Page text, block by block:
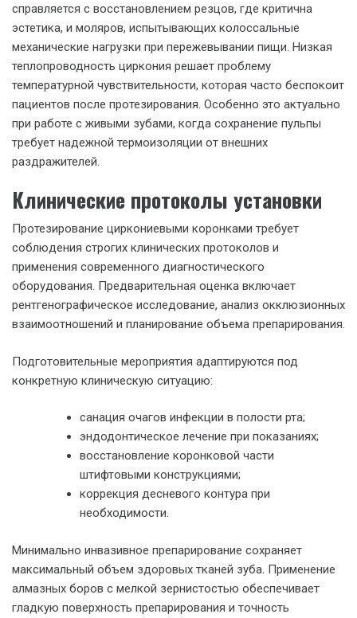
справляется с восстановлением резцов, где критична
эстетика, и моляров, испытывающих колоссальные
механические нагрузки при пережевывании пищи. Низкая
теплопроводность циркония решает проблему
температурной чувствительности, которая часто беспокоит
пациентов после протезирования. Особенно это актуально
при работе с живыми зубами, когда сохранение пульпы
требует надежной термоизоляции от внешних
раздражителей.
Клинические протоколы установки
Протезирование циркониевыми коронками требует
соблюдения строгих клинических протоколов и
применения современного диагностического
оборудования. Предварительная оценка включает
рентгенографическое исследование, анализ окклюзионных
взаимоотношений и планирование объема препарирования.
Подготовительные мероприятия адаптируются под
конкретную клиническую ситуацию:
санация очагов инфекции в полости рта;
эндодонтическое лечение при показаниях;
восстановление коронковой части
штифтовыми конструкциями;
коррекция десневого контура при
необходимости.
Минимально инвазивное препарирование сохраняет
максимальный объем здоровых тканей зуба. Применение
алмазных боров с мелкой зернистостью обеспечивает
гладкую поверхность препарирования и точность